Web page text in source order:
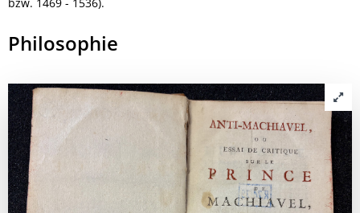
Philosophie